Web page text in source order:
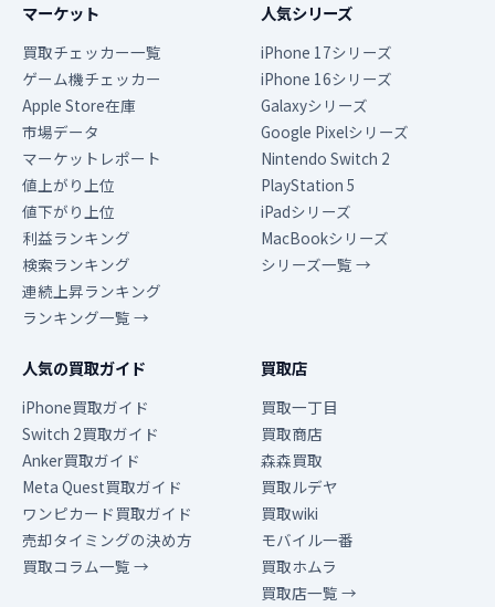
マーケット
買取チェッカー一覧
ゲーム機チェッカー
Apple Store在庫
市場データ
マーケットレポート
値上がり上位
値下がり上位
利益ランキング
検索ランキング
連続上昇ランキング
ランキング一覧 →
人気シリーズ
iPhone 17シリーズ
iPhone 16シリーズ
Galaxyシリーズ
Google Pixelシリーズ
Nintendo Switch 2
PlayStation 5
iPadシリーズ
MacBookシリーズ
シリーズ一覧 →
人気の買取ガイド
iPhone買取ガイド
Switch 2買取ガイド
Anker買取ガイド
Meta Quest買取ガイド
ワンピカード買取ガイド
売却タイミングの決め方
買取コラム一覧 →
買取店
買取一丁目
買取商店
森森買取
買取ルデヤ
買取wiki
モバイル一番
買取ホムラ
買取店一覧 →